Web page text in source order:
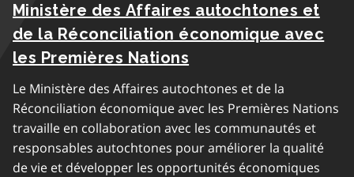
Ministère des Affaires autochtones et
de la Réconciliation économique avec
les Premières Nations
Le Ministère des Affaires autochtones et de la
Réconciliation économique avec les Premières Nations
travaille en collaboration avec les communautés et
responsables autochtones pour améliorer la qualité
de vie et développer les opportunités économiques